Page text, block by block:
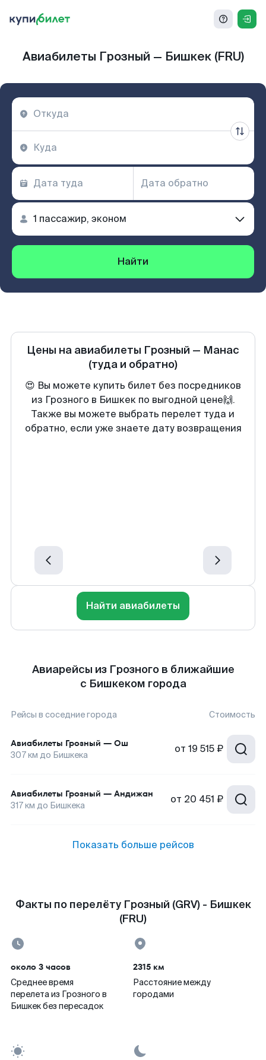
Авиабилеты Грозный — Бишкек (FRU)
Найти
Цены на авиабилеты Грозный — Манас
(туда и обратно)
😍 Вы можете купить билет без посредников
из Грозного в Бишкек по выгодной цене🙌.
Также вы можете выбрать перелет туда и
обратно, если уже знаете дату возвращения
Найти авиабилеты
Авиарейсы из Грозного в ближайшие
с Бишкеком города
Рейсы в соседние города Стоимость
Авиабилеты Грозный — Ош
307км до Бишкека от 19 515 ₽
Авиабилеты Грозный — Андижан
317км до Бишкека от 20 451 ₽
Показать больше рейсов
Факты по перелёту Грозный (GRV) - Бишкек
(FRU)
около 3 часов
Среднее время
перелета из Грозного в
Бишкек без пересадок
2315 км
Расстояние между
городами